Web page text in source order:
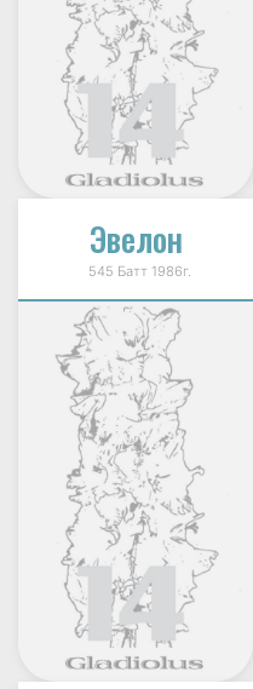
Эвелон
545 Батт 1986г.